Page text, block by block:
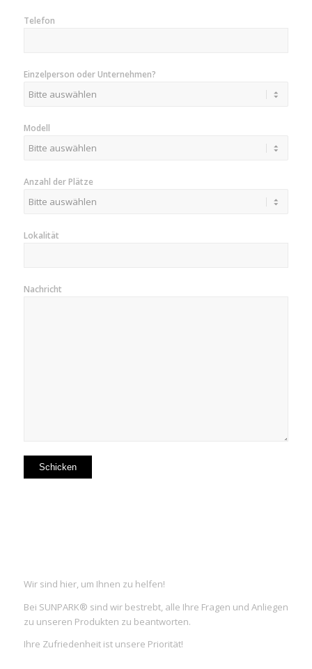
Telefon
Einzelperson oder Unternehmen?
Modell
Anzahl der Plätze
Lokalität
Nachricht
Wir sind hier, um Ihnen zu helfen!
Bei SUNPARK® sind wir bestrebt, alle Ihre Fragen und Anliegen
zu unseren Produkten zu beantworten.
Ihre Zufriedenheit ist unsere Priorität!